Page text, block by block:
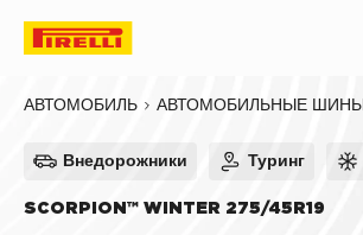
АВТОМОБИЛЬ АВТОМОБИЛЬНЫЕ ШИНЫ
Внедорожники Туринг
SCORPION™ WINTER 275/45R19